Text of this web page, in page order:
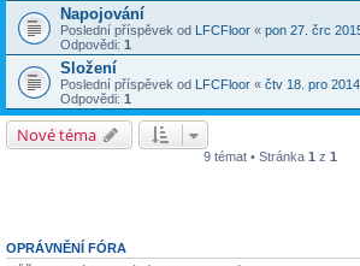
Napojování
Poslední příspěvek od LFCFloor « pon 27. črc
Odpovědi: 1
Složení
Poslední příspěvek od LFCFloor « čtv 18. pro
Odpovědi: 1
Nové téma
9 témat • Stránka 1 z 1
OPRÁVNĚNÍ FÓRA